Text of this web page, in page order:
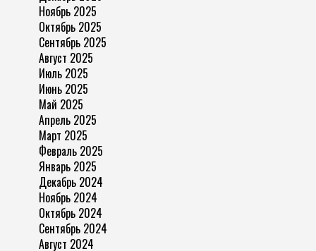
Ноябрь 2025
Октябрь 2025
Сентябрь 2025
Август 2025
Июль 2025
Июнь 2025
Май 2025
Апрель 2025
Март 2025
Февраль 2025
Январь 2025
Декабрь 2024
Ноябрь 2024
Октябрь 2024
Сентябрь 2024
Август 2024